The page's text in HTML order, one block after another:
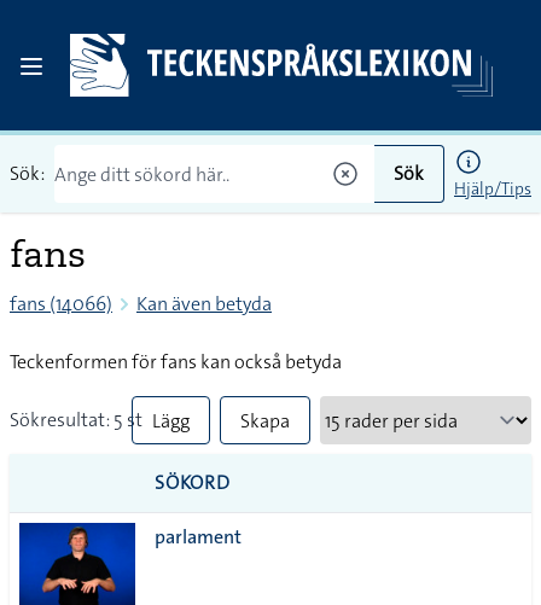
Sök: Sök
Hjälp/Tips
fans
fans (14066) Kan även betyda
Teckenformen för fans kan också betyda
Sökresultat: 5 st Lägg
till
alla i
Skapa
SÖKORD
parlament